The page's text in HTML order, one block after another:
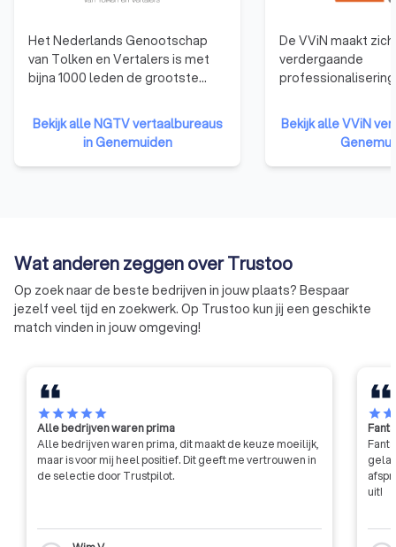
Het Nederlands Genootschap
van Tolken en Vertalers is met
bijna 1000 leden de grootste
vertalers in Nederland. Met
specialisten in vrijwel alle talen
en vakgebieden, waaronder
beëdigd vertalers en beëdigd
Bekijk alle NGTV vertaalbureaus
in Genemuiden
De VViN maakt
verdergaande
professionalisering
vertaalsector. Het
dat klanten er op
vertrouwen dat ze
krijgen die voldoen
Bekijk alle VViN
Wat anderen zeggen over Trustoo
Op zoek naar de beste bedrijven in jouw plaats? Bespaar
jezelf veel tijd en zoekwerk. Op Trustoo kun jij een geschikte
match vinden in jouw omgeving!
starstarstarstarstar
Alle bedrijven waren prima
Alle bedrijven waren prima, dit maakt de keuze moeilijk,
maar is voor mij heel positief. Dit geeft me vertrouwen in
de selectie door Trustpilot.
starstar
uit!